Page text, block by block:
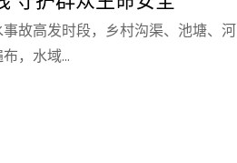
故高发时段，乡村沟渠、池塘、河
，水域…